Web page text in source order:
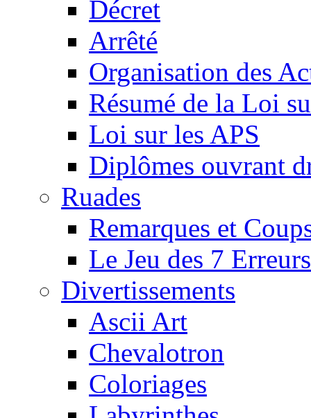
Décret
Arrêté
Organisation des
Résumé de la Loi
Loi sur les APS
Diplômes ouvrant
Ruades
Remarques et
Le Jeu des 7 Erreurs
Divertissements
Ascii Art
Chevalotron
Coloriages